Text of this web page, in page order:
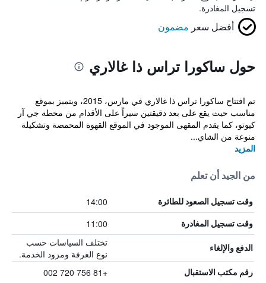
تسجيل المغادرة.
أفضل سعر مضمون
حول ساكورا تراس ذا غالاري
تم افتتاح ساكورا تراس ذا غالاري في مارس، 2015، ويتميز بموقع
مناسب حيث يقع على بعد دقيقتين سيراً على الأقدام من محطة جي آر
كيوتو، كما يقدم المقهى الموجود في الموقع القهوة المحمصة وتشكيلة
منوعة من الشاي...
المزيد
من الجيد أن تعلم
وقت تسجيل الصعود للطائرة 14:00
وقت تسجيل المغادرة 11:00
الدفع والإلغاء
تختلف السياسات حسب
نوع الغرفة ومزود الخدمة.
رقم مكتب الاستقبال +81 756 720 002